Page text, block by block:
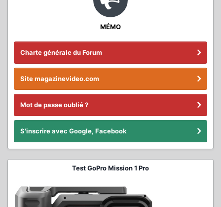
MÉMO
Charte générale du Forum
Site magazinevideo.com
Mot de passe oublié ?
S'inscrire avec Google, Facebook
Test GoPro Mission 1 Pro